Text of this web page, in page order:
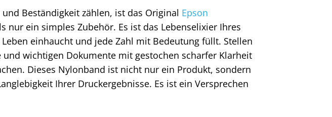
Beständigkeit zählen, ist das Original Epson
nur ein simples Zubehör. Es ist das Lebenselixier Ihres
einhaucht und jede Zahl mit Bedeutung füllt. Stellen
und wichtigen Dokumente mit gestochen scharfer Klarheit
Dieses Nylonband ist nicht nur ein Produkt, sondern
Ihrer Druckergebnisse. Es ist ein Versprechen